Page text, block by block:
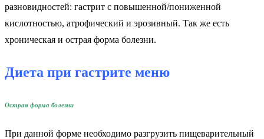
разновидностей: гастрит с повышенной/пониженной
кислотностью, атрофический и эрозивный. Так же есть
хроническая и острая форма болезни.
Диета при гастрите меню
Острая форма болезни
При данной форме необходимо разгрузить пищеварительный